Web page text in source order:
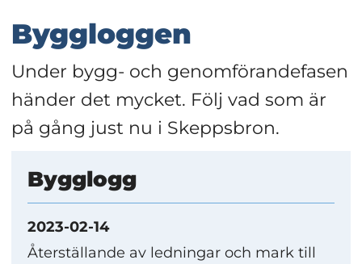
Byggloggen
Under bygg- och genomförandefasen
händer det mycket. Följ vad som är
på gång just nu i Skeppsbron.
Bygglogg
2023-02-14
Återställande av ledningar och mark till